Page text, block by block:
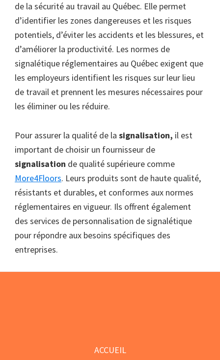
de la sécurité au travail au Québec. Elle permet
d’identifier les zones dangereuses et les risques
potentiels, d’éviter les accidents et les blessures, et
d’améliorer la productivité. Les normes de
signalétique réglementaires au Québec exigent que
les employeurs identifient les risques sur leur lieu
de travail et prennent les mesures nécessaires pour
les éliminer ou les réduire.
Pour assurer la qualité de la signalisation, il est
important de choisir un fournisseur de
signalisation de qualité supérieure comme
More4Floors. Leurs produits sont de haute qualité,
résistants et durables, et conformes aux normes
réglementaires en vigueur. Ils offrent également
des services de personnalisation de signalétique
pour répondre aux besoins spécifiques des
entreprises.
ACCUEIL